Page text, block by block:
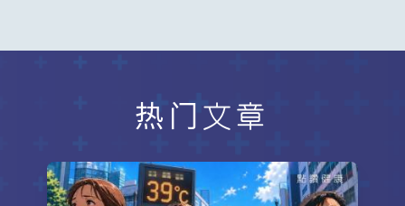
热门文章